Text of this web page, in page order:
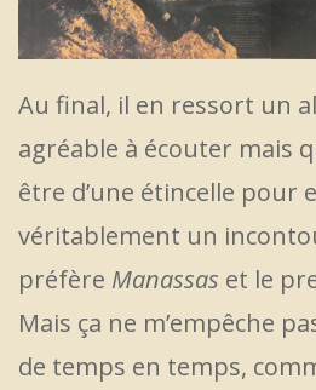
Au final, il en ressort un
agréable à écouter mais
être d’une étincelle pour
véritablement un
préfère Manassas et le
Mais ça ne m’empêche
de temps en temps,